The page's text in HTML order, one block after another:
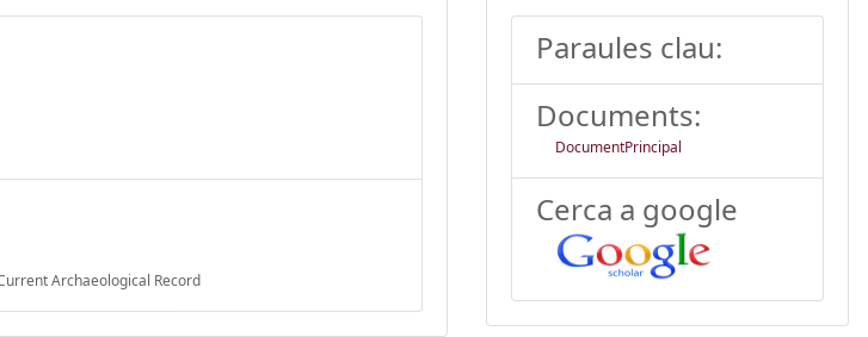
Archaeological Record
Paraules clau:
Documents:
DocumentPrincipal
Cerca a google